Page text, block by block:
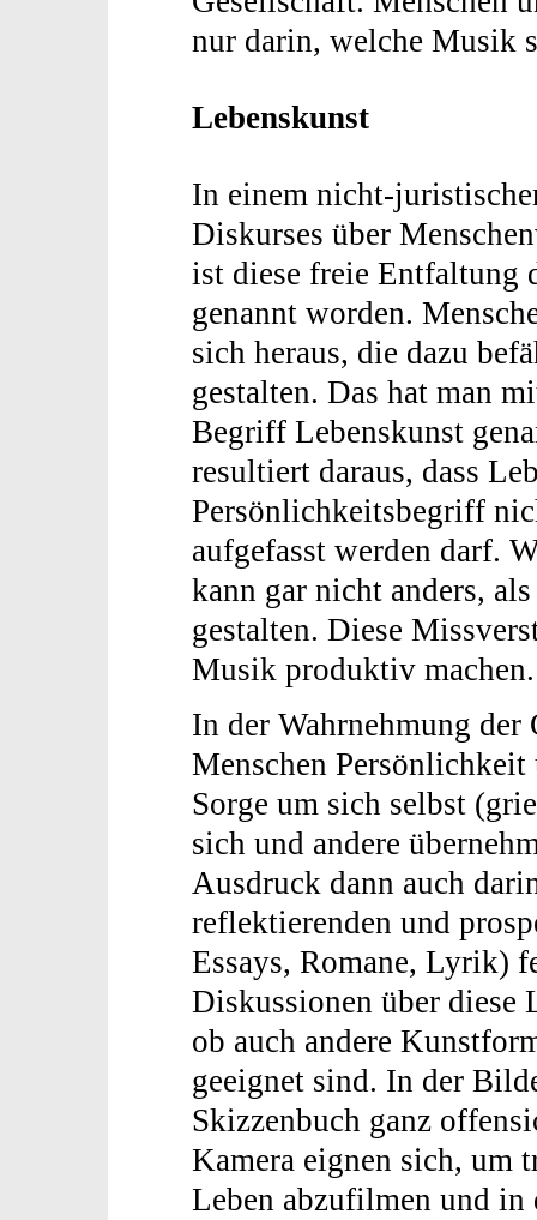
nur darin, welche Musik
Lebenskunst
In einem nicht-
Diskurses über
ist diese freie Entfaltung
genannt worden.
sich heraus, die dazu
gestalten. Das hat man
Begriff Lebenskunst
resultiert daraus, dass
Persönlichkeitsbegriff
aufgefasst werden darf.
kann gar nicht anders,
gestalten. Diese
Musik produktiv machen.
In der Wahrnehmung
Menschen
Sorge um sich selbst
sich und andere
Ausdruck dann auch
reflektierenden und
Essays, Romane, Lyrik)
Diskussionen über diese
ob auch andere
geeignet sind. In der
Skizzenbuch ganz
Kamera eignen sich, um
Leben abzufilmen und in